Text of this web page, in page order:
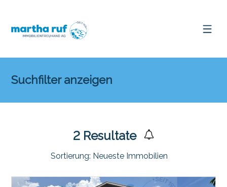
Suchfilter anzeigen
2 Resultate
Sortierung: Neueste Immobilien